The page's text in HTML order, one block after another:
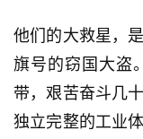
讯
更
页
他们的大救星，
旗号的窃国大盗
带，艰苦奋斗几
独立完整的工业